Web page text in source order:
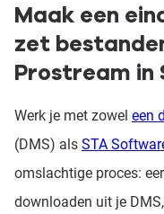
Maak een
zet
Prostream in
Werk je met zowel een
(DMS) als STA
omslachtige proces:
downloaden uit je